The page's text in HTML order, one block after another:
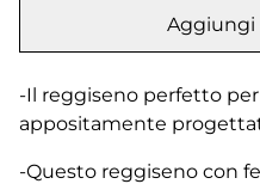
Aggiungi
-Il reggiseno perfetto
appositamente
-Questo reggiseno con